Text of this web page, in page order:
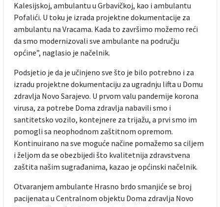
Kalesijskoj, ambulantu u Grbavičkoj, kao i ambulantu
Pofalići. U toku je izrada projektne dokumentacije za
ambulantu na Vracama. Kada to završimo možemo reći
da smo modernizovali sve ambulante na području
općine”, naglasio je načelnik.
Podsjetio je da je učinjeno sve što je bilo potrebno i za
izradu projektne dokumentaciju za ugradnju lifta u Domu
zdravlja Novo Sarajevo. U prvom valu pandemije korona
virusa, za potrebe Doma zdravlja nabavili smo i
santitetsko vozilo, kontejnere za trijažu, a prvi smo im
pomogli sa neophodnom zaštitnom opremom.
Kontinuirano na sve moguće načine pomažemo sa ciljem
i željom da se obezbijedi što kvalitetnija zdravstvena
zaštita našim sugrađanima, kazao je općinski načelnik.
Otvaranjem ambulante Hrasno brdo smanjiće se broj
pacijenata u Centralnom objektu Doma zdravlja Novo